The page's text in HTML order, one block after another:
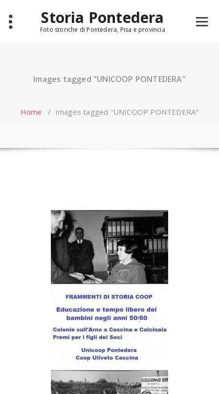
content
Storia Pontedera
Foto storiche di Pontedera, Pisa e provincia
Images tagged "UNICOOP PONTEDERA"
Home / Images tagged "UNICOOP PONTEDERA"